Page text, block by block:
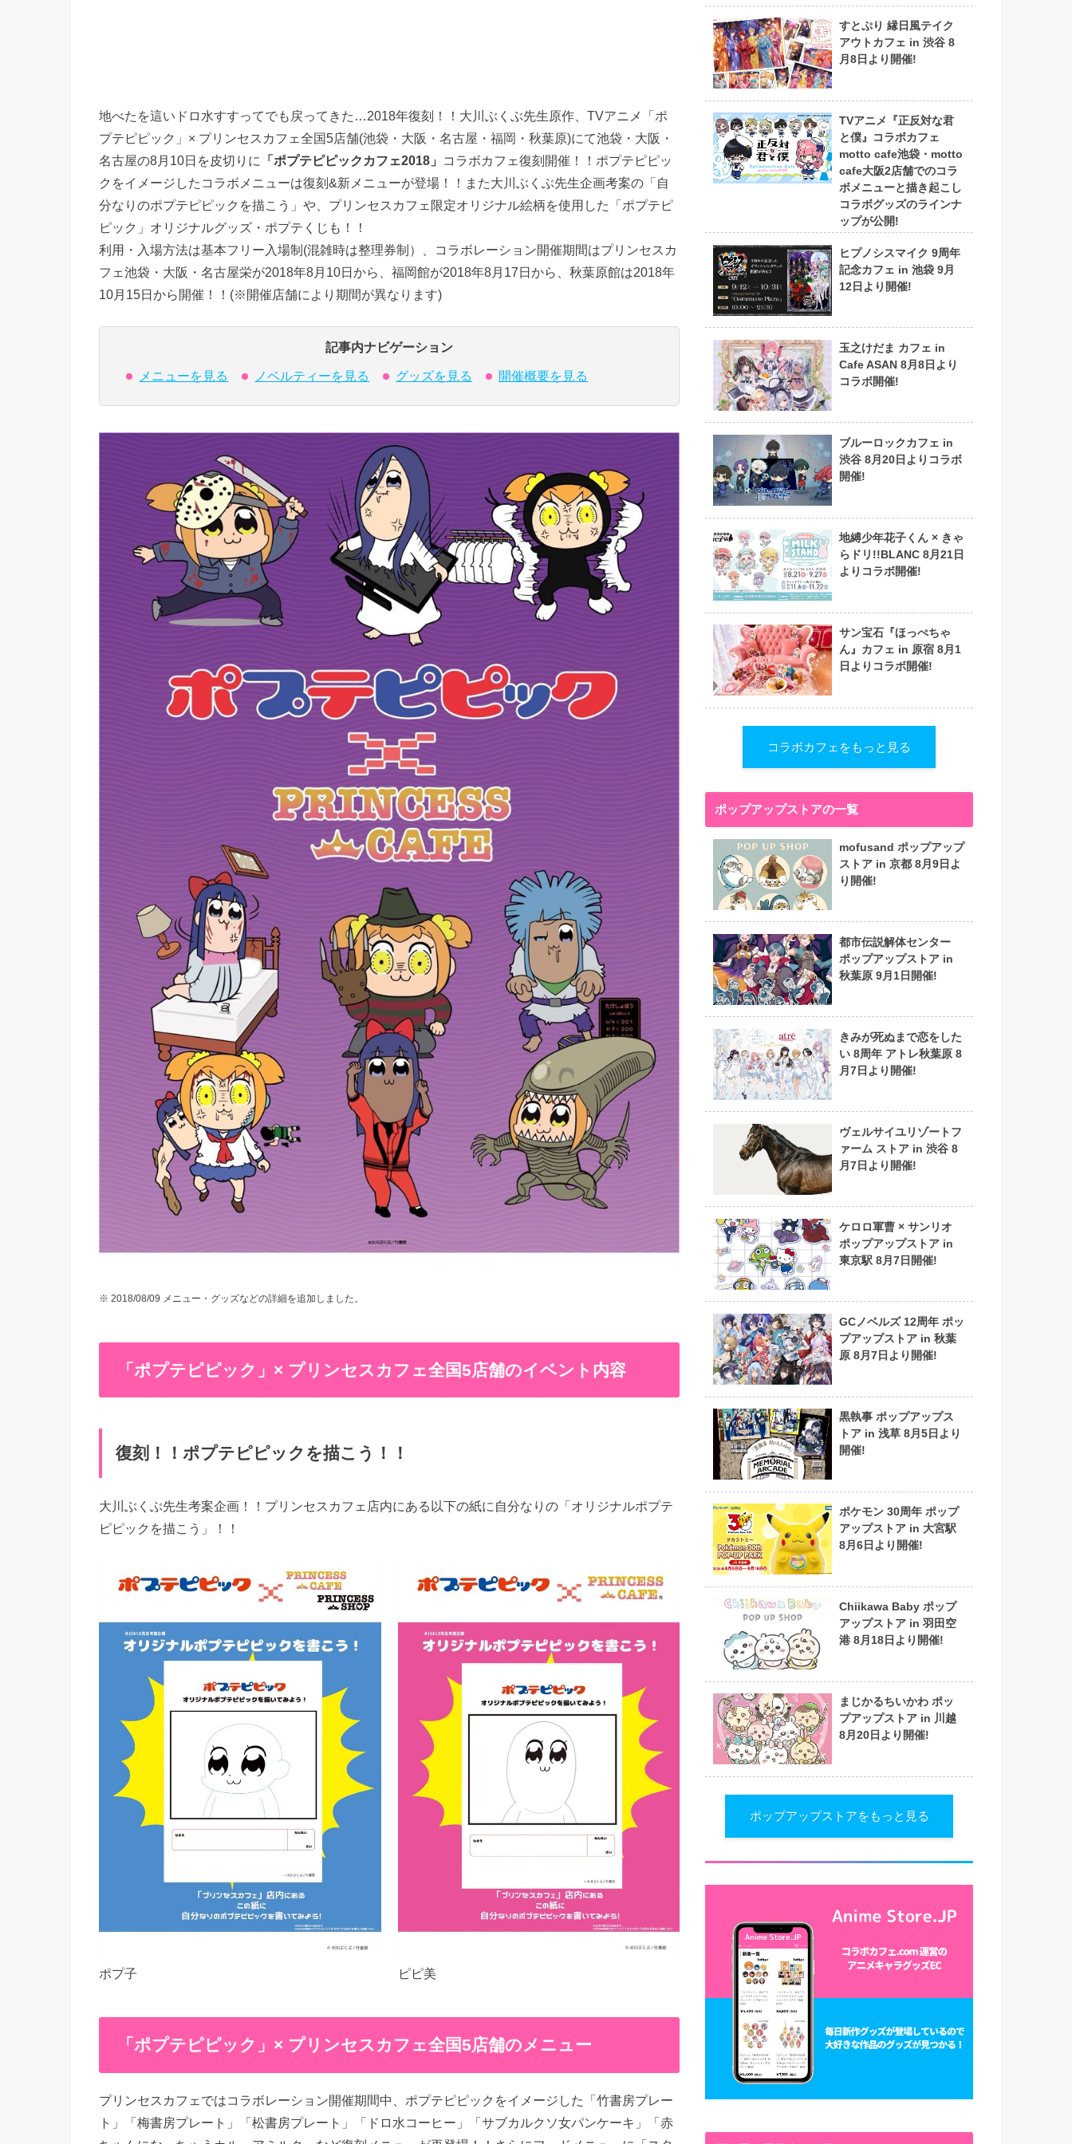
地べたを這いドロ水すすってでも戻ってきた…2018年復刻！！大川ぶくぶ先生原作、TVアニメ「ポ
プテピピック」× プリンセスカフェ全国5店舗(池袋・大阪・名古屋・福岡・秋葉原)にて池袋・大阪・
名古屋の8月10日を皮切りに
「ポプテピピックカフェ2018」
コラボカフェ復刻開催！！ポプテピピッ
クをイメージしたコラボメニューは復刻&新メニューが登場！！また大川ぶくぶ先生企画考案の「自
分なりのポプテピピックを描こう」や、プリンセスカフェ限定オリジナル絵柄を使用した「ポプテピ
ピック」オリジナルグッズ・ポプテくじも！！
利用・入場方法は基本フリー入場制(混雑時は整理券制）、コラボレーション開催期間はプリンセスカ
フェ池袋・大阪・名古屋栄が2018年8月10日から、福岡館が2018年8月17日から、秋葉原館は2018年
10月15日から開催！！(※開催店舗により期間が異なります)
記事内ナビゲーション
メニューを見る ノベルティーを見る グッズを見る 開催概要を見る
※ 2018/08/09 メニュー・グッズなどの詳細を追加しました。
「ポプテピピック」× プリンセスカフェ全国5店舗のイベント内容
復刻！！ポプテピピックを描こう！！
大川ぶくぶ先生考案企画！！プリンセスカフェ店内にある以下の紙に自分なりの「オリジナルポプテ
ピピックを描こう」！！
ポプ子 ピピ美
「ポプテピピック」× プリンセスカフェ全国5店舗のメニュー
プリンセスカフェではコラボレーション開催期間中、ポプテピピックをイメージした「竹書房プレー
ト」「梅書房プレート」「松書房プレート」「ドロ水コーヒー」「サブカルクソ女パンケーキ」「赤
すとぷり 縁日風テイク
アウトカフェ in 渋谷 8
月8日より開催!
TVアニメ『正反対な君
と僕』コラボカフェ
motto cafe池袋・motto
cafe大阪2店舗でのコラ
ボメニューと描き起こし
コラボグッズのラインナ
ップが公開!
ヒプノシスマイク 9周年
記念カフェ in 池袋 9月
12日より開催!
玉之けだま カフェ in
Cafe ASAN 8月8日より
コラボ開催!
ブルーロックカフェ in
渋谷 8月20日よりコラボ
開催!
地縛少年花子くん × きゃ
らドリ!!BLANC 8月21日
よりコラボ開催!
サン宝石『ほっぺちゃ
ん』カフェ in 原宿 8月1
日よりコラボ開催!
コラボカフェをもっと見る
ポップアップストアの一覧
mofusand ポップアップ
ストア in 京都 8月9日よ
り開催!
都市伝説解体センター
ポップアップストア in
秋葉原 9月1日開催!
きみが死ぬまで恋をした
い 8周年 アトレ秋葉原 8
月7日より開催!
ヴェルサイユリゾートフ
ァーム ストア in 渋谷 8
月7日より開催!
ケロロ軍曹 × サンリオ
ポップアップストア in
東京駅 8月7日開催!
GCノベルズ 12周年 ポッ
プアップストア in 秋葉
原 8月7日より開催!
黒執事 ポップアップス
トア in 浅草 8月5日より
開催!
ポケモン 30周年 ポップ
アップストア in 大宮駅
8月6日より開催!
Chiikawa Baby ポップ
アップストア in 羽田空
港 8月18日より開催!
まじかるちいかわ ポッ
プアップストア in 川越
8月20日より開催!
ポップアップストアをもっと見る